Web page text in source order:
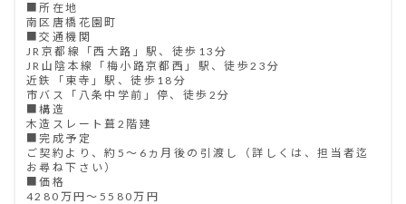
■所在地
南区唐橋花園町
■交通機関
JR京都線「西大路」駅、徒歩13分
JR山陰本線「梅小路京都西」駅、徒歩23分
近鉄「東寺」駅、徒歩18分
市バス「八条中学前」停、徒歩2分
■構造
木造スレート葺2階建
■完成予定
ご契約より、約5～6ヵ月後の引渡し（詳しくは、担当者迄
お尋ね下さい）
■価格
4280万円～5580万円